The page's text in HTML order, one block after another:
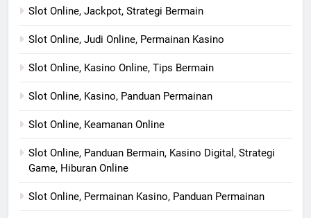
Slot Online, Jackpot, Strategi Bermain
Slot Online, Judi Online, Permainan Kasino
Slot Online, Kasino Online, Tips Bermain
Slot Online, Kasino, Panduan Permainan
Slot Online, Keamanan Online
Slot Online, Panduan Bermain, Kasino Digital, Strategi
Game, Hiburan Online
Slot Online, Permainan Kasino, Panduan Permainan